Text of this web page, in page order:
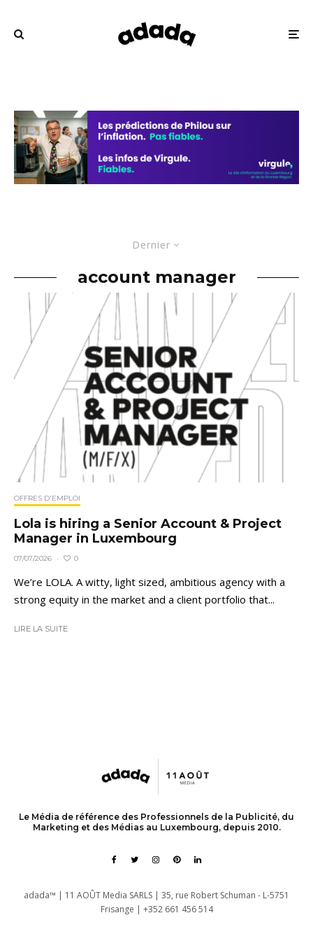
Dernier
account manager
OFFRES D'EMPLOI
Lola is hiring a Senior Account & Project
Manager in Luxembourg
07/07/2026 · 0
We’re LOLA. A witty, light sized, ambitious agency with a
strong equity in the market and a client portfolio that...
LIRE LA SUITE
Le Média de référence des Professionnels de la Publicité, du
Marketing et des Médias au Luxembourg, depuis 2010.
adada™ | 11 AOÛT Media SARLS | 35, rue Robert Schuman - L-5751
Frisange | +352 661 456 514